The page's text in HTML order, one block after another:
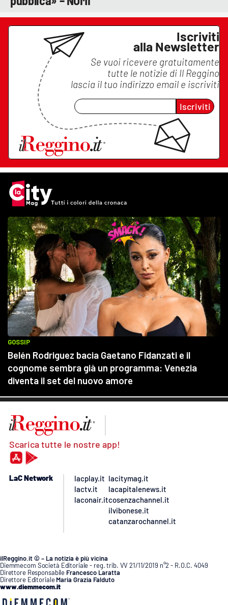
Iscriviti
alla Newsletter
Se vuoi ricevere gratuitamente
tutte le notizie di Il Reggino
lascia il tuo indirizzo email e iscriviti
Iscriviti
Scarica tutte le nostre app!
LaC Network
lacplay.it
lactv.it
laconair.it
lacitymag.it
lacapitalenews.it
cosenzachannel.it
ilvibonese.it
catanzarochannel.it
ilReggino.it © – La notizia è più vicina
Diemmecom Società Editoriale - reg. trib. VV 21/11/2019 n°2 - R.O.C. 4049
Direttore Responsabile Francesco Laratta
Direttore Editoriale Maria Grazia Falduto
www.diemmecom.it